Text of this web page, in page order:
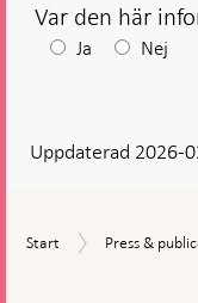
Var den här
Efter
visas
Ja Nej
Uppdaterad 2026-
Start
Start
Press
Press &